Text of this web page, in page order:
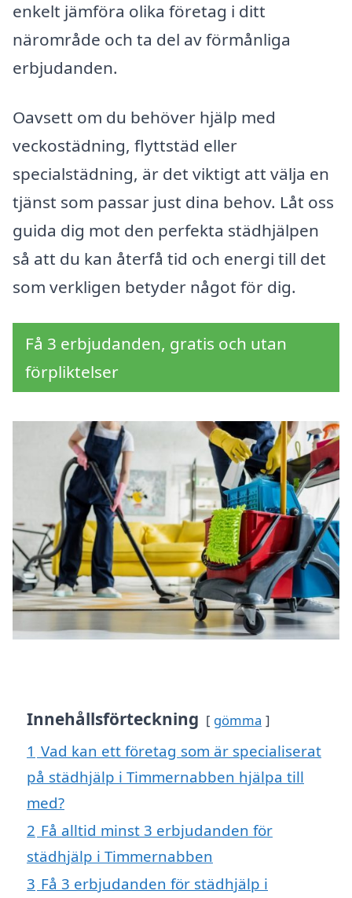
enkelt jämföra olika företag i ditt
närområde och ta del av förmånliga
erbjudanden.
Oavsett om du behöver hjälp med
veckostädning, flyttstäd eller
specialstädning, är det viktigt att välja en
tjänst som passar just dina behov. Låt oss
guida dig mot den perfekta städhjälpen
så att du kan återfå tid och energi till det
som verkligen betyder något för dig.
Få 3 erbjudanden, gratis och utan
förpliktelser
Innehållsförteckning gömma
1 Vad kan ett företag som är specialiserat
på städhjälp i Timmernabben hjälpa till
med?
2 Få alltid minst 3 erbjudanden för
städhjälp i Timmernabben
3 Få 3 erbjudanden för städhjälp i